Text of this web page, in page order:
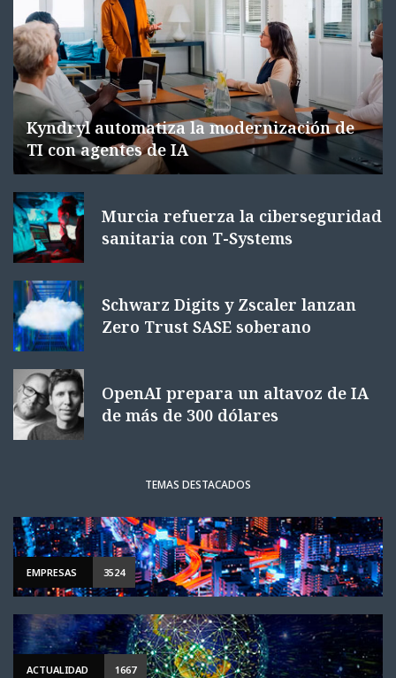
Kyndryl automatiza la modernización de
TI con agentes de IA
Murcia refuerza la ciberseguridad
sanitaria con T-Systems
Schwarz Digits y Zscaler lanzan
Zero Trust SASE soberano
OpenAI prepara un altavoz de IA
de más de 300 dólares
TEMAS DESTACADOS
EMPRESAS 3524
ACTUALIDAD 1667